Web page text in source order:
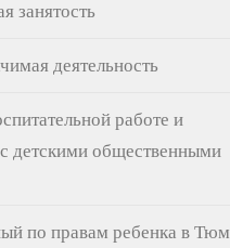
занятость
деятельность
работе и
детскими общественными
по правам ребенка в